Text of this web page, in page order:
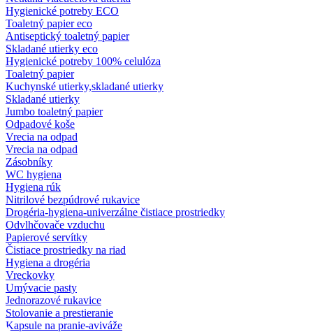
Hygienické potreby ECO
Toaletný papier eco
Antiseptický toaletný papier
Skladané utierky eco
Hygienické potreby 100% celulóza
Toaletný papier
Kuchynské utierky,skladané utierky
Skladané utierky
Jumbo toaletný papier
Odpadové koše
Vrecia na odpad
Vrecia na odpad
Zásobníky
WC hygiena
Hygiena rúk
Nitrilové bezpúdrové rukavice
Drogéria-hygiena-univerzálne čistiace prostriedky
Odvlhčovače vzduchu
Papierové servítky
Čistiace prostriedky na riad
Hygiena a drogéria
Vreckovky
Umývacie pasty
Jednorazové rukavice
Stolovanie a prestieranie
Kapsule na pranie-aviváže